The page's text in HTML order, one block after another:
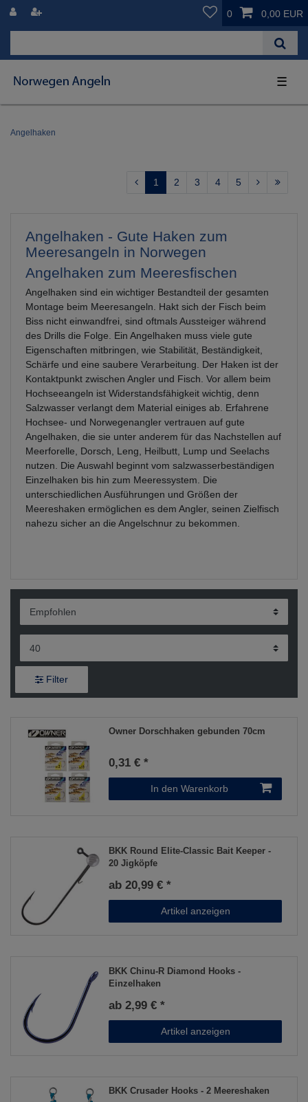
0 0,00 EUR
☰
Angelhaken
1 2 3 4 5
Angelhaken - Gute Haken zum
Meeresangeln in Norwegen
Angelhaken zum Meeresfischen
Angelhaken sind ein wichtiger Bestandteil der gesamten
Montage beim Meeresangeln. Hakt sich der Fisch beim
Biss nicht einwandfrei, sind oftmals Aussteiger während
des Drills die Folge. Ein Angelhaken muss viele gute
Eigenschaften mitbringen, wie Stabilität, Beständigkeit,
Schärfe und eine saubere Verarbeitung. Der Haken ist der
Kontaktpunkt zwischen Angler und Fisch. Vor allem beim
Hochseeangeln ist Widerstandsfähigkeit wichtig, denn
Salzwasser verlangt dem Material einiges ab. Erfahrene
Hochsee- und Norwegenangler vertrauen auf gute
Angelhaken, die sie unter anderem für das Nachstellen auf
Meerforelle, Dorsch, Leng, Heilbutt, Lump und Seelachs
nutzen. Die Auswahl beginnt vom salzwasserbeständigen
Einzelhaken bis hin zum Meeressystem. Die
unterschiedlichen Ausführungen und Größen der
Meereshaken ermöglichen es dem Angler, seinen Zielfisch
nahezu sicher an die Angelschnur zu bekommen.
Filter
Owner Dorschhaken gebunden 70cm
0,31 € *
In den Warenkorb
BKK Round Elite-Classic Bait Keeper -
20 Jigköpfe
ab 20,99 € *
Artikel anzeigen
BKK Chinu-R Diamond Hooks -
Einzelhaken
ab 2,99 € *
Artikel anzeigen
BKK Crusader Hooks - 2 Meereshaken